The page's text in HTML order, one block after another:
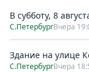
В субботу, 8
С.ПетербургВчера
Здание на улице
С.ПетербургВчера